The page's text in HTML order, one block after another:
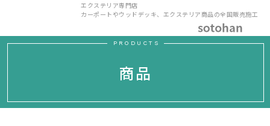
エクステリア専門店
カーポートやウッドデッキ、エクステリア商品の全国販売施工
PRODUCTS
商品